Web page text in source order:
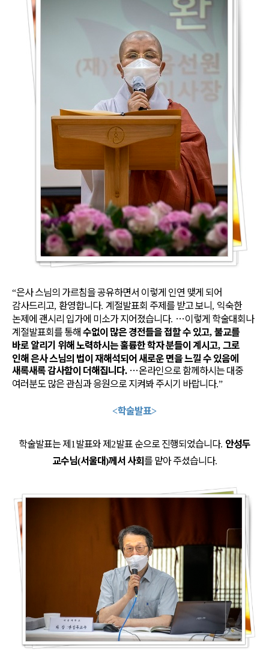
“은사 스님의 가르침을 공유하면서 이렇게 인연 맺게 되어
감사드리고, 환영합니다. 계절발표회 주제를 받고 보니, 익숙한
논제에 괜시리 입가에 미소가 지어졌습니다. …이렇게 학술대회나
계절발표회를 통해수없이 많은 경전들을 접할 수 있고, 불교를
바로 알리기 위해 노력하시는 훌륭한 학자 분들이 계시고, 그로
인해 은사 스님의 법이 재해석되어 새로운 면을 느낄 수 있음에
새록새록 감사함이 더해집니다. …온라인으로 함께하시는 대중
여러분도 많은 관심과 응원으로 지켜봐 주시기 바랍니다.”
<학술발표>
학술발표는 제1 발표와 제2발표 순으로 진행되었습니다. 안성두
교수님(서울대)께서 사회를 맡아 주셨습니다.